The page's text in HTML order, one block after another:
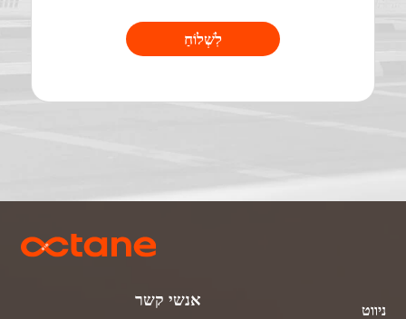
לִשְׁלוֹחַ
אנשי קשר
ניווט